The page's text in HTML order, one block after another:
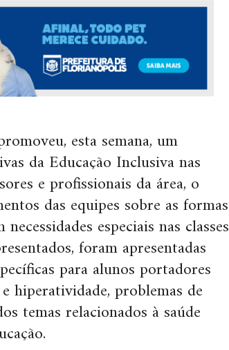
esta semana, um
da Educação Inclusiva nas
e profissionais da área, o
das equipes sobre as formas
especiais nas classes
foram apresentadas
para alunos portadores
hiperatividade, problemas de
temas relacionados à saúde